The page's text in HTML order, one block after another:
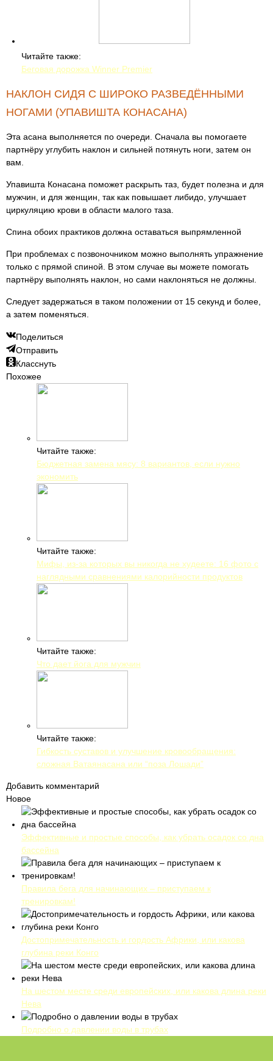
Читайте также:
Беговая дорожка Winner Premier
НАКЛОН СИДЯ С ШИРОКО РАЗВЕДЁННЫМИ
НОГАМИ (УПАВИШТА КОНАСАНА)
Эта асана выполняется по очереди. Сначала вы помогаете
партнёру углубить наклон и сильней потянуть ноги, затем он
вам.
Упавишта Конасана поможет раскрыть таз, будет полезна и для
мужчин, и для женщин, так как повышает либидо, улучшает
циркуляцию крови в области малого таза.
Спина обоих практиков должна оставаться выпрямленной
При проблемах с позвоночником можно выполнять упражнение
только с прямой спиной. В этом случае вы можете помогать
партнёру выполнять наклон, но сами наклоняться не должны.
Следует задержаться в таком положении от 15 секунд и более,
а затем поменяться.
Поделиться
Отправить
Класснуть
Похожее
Читайте также:
Бюджетная замена мясу: 8 вариантов, если нужно
экономить
Читайте также:
Мифы, из-за которых вы никогда не худеете: 16 фото с
наглядными сравнениями калорийности продуктов
Читайте также:
Что дает йога для мужчин
Читайте также:
Гибкость суставов и улучшение кровообращения:
сложная Ватаянасана или “поза Лошади”
Добавить комментарий
Новое
Эффективные и простые способы, как убрать осадок со дна
бассейна
Правила бега для начинающих – приступаем к
тренировкам!
Достопримечательность и гордость Африки, или какова
глубина реки Конго
На шестом месте среди европейских, или какова длина реки
Нева
Подробно о давлении воды в трубах